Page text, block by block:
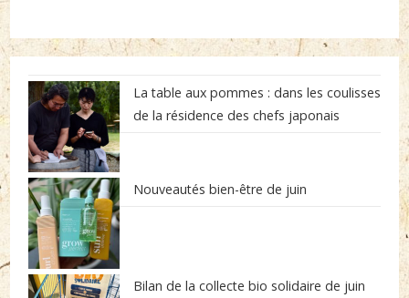
La table aux pommes : dans les coulisses
de la résidence des chefs japonais
Nouveautés bien-être de juin
Bilan de la collecte bio solidaire de juin